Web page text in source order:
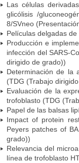
Las células
glicólisis /
8/SVneo
Películas delgadas
Producción e
infección del SARS-
dirigido de grado))
Determinación de la
(TDG (Trabajo
Evaluación de la
trofoblasto (TDG
Papel de las balsas
Impact of protein
Peyers patches of
grado))
Relevancia del
línea de trofoblasto